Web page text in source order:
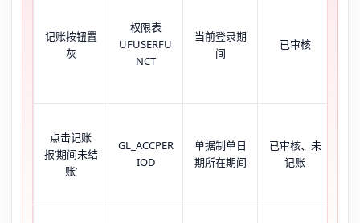
记账按钮置
灰
权限表
UFUSERFU
NCT
当前登录期
间
已审核
点击记账
报‘期间未结
账’
GL_ACCPER
IOD
单据制单日
期所在期间
已审核、未
记账